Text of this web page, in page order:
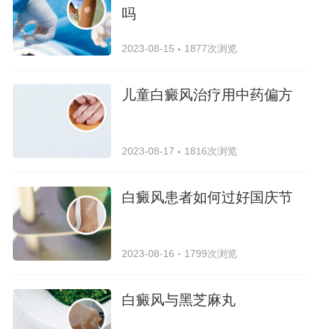
吗
2023-08-15 1877次浏览
儿童白癜风治疗用中药偏方
2023-08-17 1816次浏览
白癜风患者如何过好国庆节
2023-08-16 1799次浏览
白癜风与黑芝麻丸